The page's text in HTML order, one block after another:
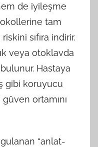
de iyileşme
tam
sıfıra indirir.
veya otoklavda
Hastaya
gibi koruyucu
ortamını
“anlat-